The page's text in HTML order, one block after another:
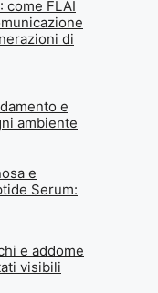
come FLAI
di
e
ambiente
e
Serum:
e addome
visibili